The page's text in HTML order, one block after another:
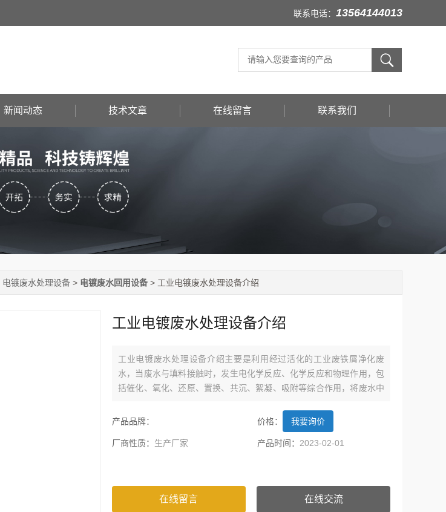
联系电话： 13564144013
新闻动态 技术文章 在线留言 联系我们
电镀废水处理设备 > 电镀废水回用设备 > 工业电镀废水处理设备介绍
工业电镀废水处理设备介绍
工业电镀废水处理设备介绍主要是利用经过活化的工业废铁屑净化废
水，当废水与填料接触时，发生电化学反应、化学反应和物理作用，包
括催化、氧化、还原、置换、共沉、絮凝、吸附等综合作用，将废水中
产品品牌：
价格： 我要询价
厂商性质： 生产厂家 产品时间： 2023-02-01
在线留言 在线交流